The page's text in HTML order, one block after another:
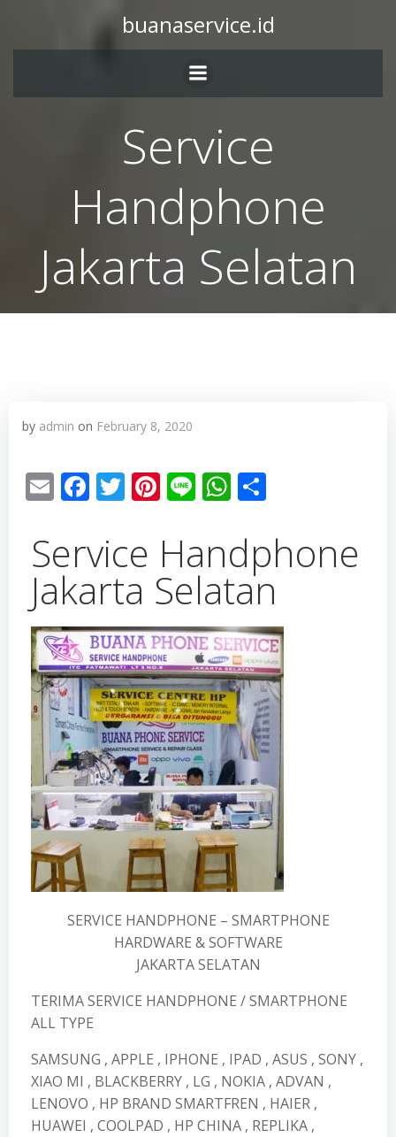
buanaservice.id
Service
Handphone
Jakarta Selatan
by admin on February 8, 2020
EmailFacebook
Twitter
Pinterest
LineWhatsApp
Service Handphone
Jakarta Selatan
SERVICE HANDPHONE – SMARTPHONE
HARDWARE & SOFTWARE
JAKARTA SELATAN
TERIMA SERVICE HANDPHONE / SMARTPHONE
ALL TYPE
SAMSUNG , APPLE , IPHONE , IPAD , ASUS , SONY ,
XIAO MI , BLACKBERRY , LG , NOKIA , ADVAN ,
LENOVO , HP BRAND SMARTFREN , HAIER ,
HUAWEI , COOLPAD , HP CHINA , REPLIKA ,